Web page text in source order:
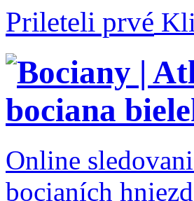
Prileteli prvé
Online
bocianích hniezd